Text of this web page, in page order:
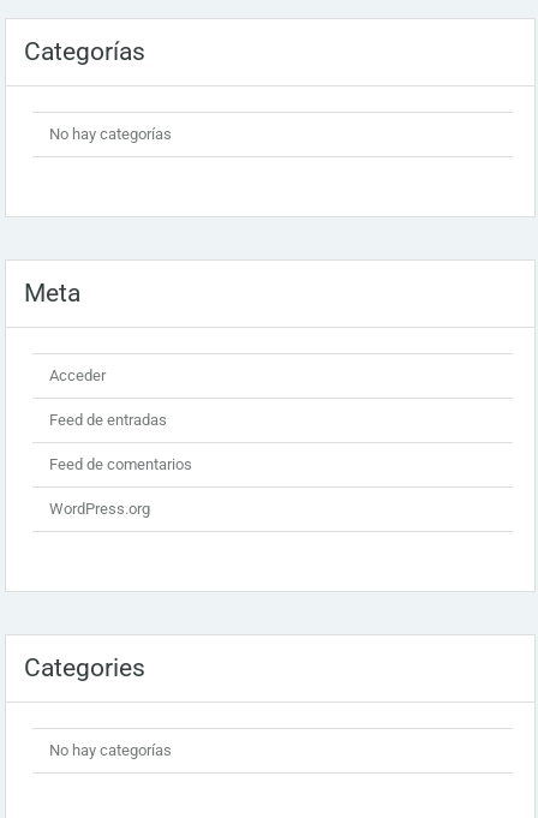
Categorías
No hay categorías
Meta
Acceder
Feed de entradas
Feed de comentarios
WordPress.org
Categories
No hay categorías